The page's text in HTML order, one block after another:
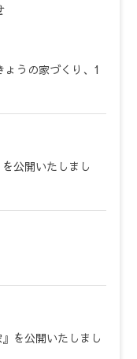
うの家づくり、1
公開いたしまし
を公開いたしまし